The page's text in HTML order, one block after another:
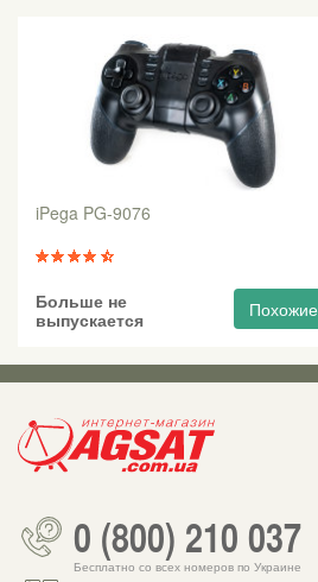
iPega PG-9076
Больше не
выпускается
Похожие
0 (800) 210 037
Бесплатно со всех номеров по Украине